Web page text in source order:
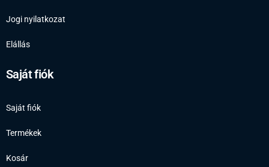
Jogi nyilatkozat
Elállás
Saját fiók
Saját fiók
Termékek
Kosár